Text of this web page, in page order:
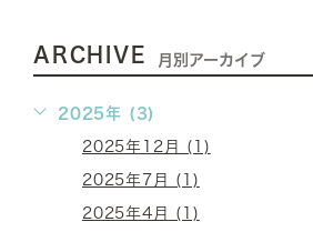
ARCHIVE 月別アーカイブ
2025年 (3)
2025年12月 (1)
2025年7月 (1)
2025年4月 (1)